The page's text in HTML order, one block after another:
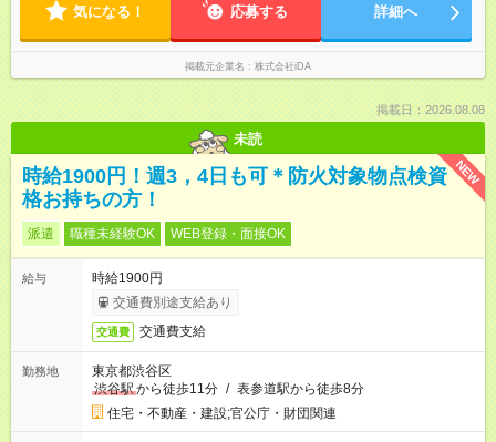
気になる！ 応募する 詳細へ
掲載元企業名 株式会社iDA
掲載日：2026.08.08
未読
NEW
時給1900円！週3，4日も可＊防火対象物点検資
格お持ちの方！
派遣 職種未経験OK WEB登録・面接OK
給与
時給1900円
交通費別途支給あり
交通費 交通費支給
勤務地
東京都渋谷区
渋谷駅から徒歩11分 / 表参道駅から徒歩8分
住宅・不動産・建設;官公庁・財団関連